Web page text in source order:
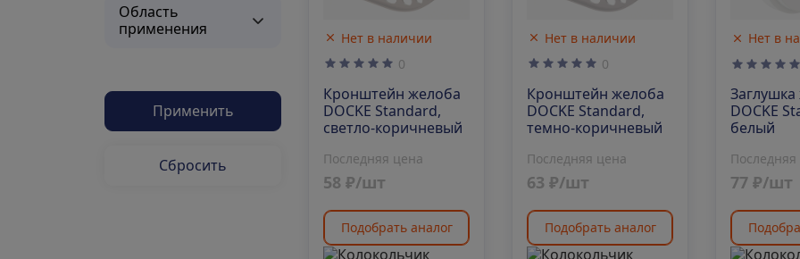
Область
применения
Применить
Сбросить
Нет в наличии
0
Кронштейн желоба
DOCKE Standard,
светло-коричневый
Последняя цена
58 ₽/шт
Подобрать аналог
Нет в наличии
0
Кронштейн желоба
DOCKE Standard,
темно-коричневый
Последняя цена
63 ₽/шт
Подобрать аналог
Нет в
DOCKE
белый
77 ₽/шт